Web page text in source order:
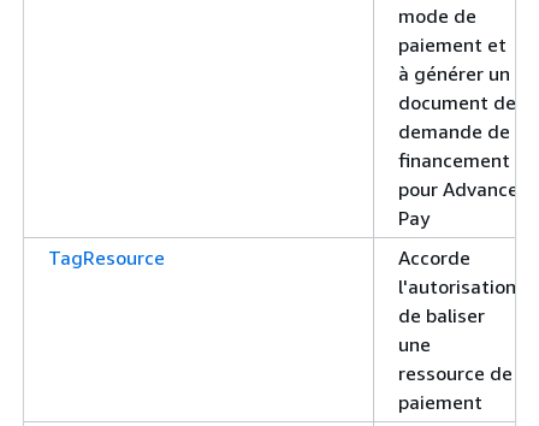
mode de
paiement et
à générer un
document de
demande de
financement
pour Advance
Pay
TagResource
Accorde
l'autorisation
de baliser
une
ressource de
paiement